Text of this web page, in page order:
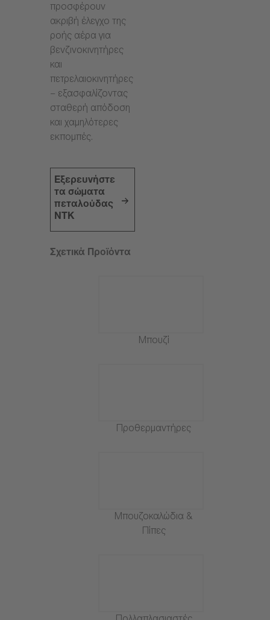
προσφέρουν
ακριβή έλεγχο της
ροής αέρα για
βενζινοκινητήρες
και
πετρελαιοκινητήρες
– εξασφαλίζοντας
σταθερή απόδοση
και χαμηλότερες
εκπομπές.
Εξερευνήστε
τα σώματα
πεταλούδας
NTK
Σχετικά Προϊόντα
Μπουζί
Προθερμαντήρες
Μπουζοκαλώδια &
Πίπες